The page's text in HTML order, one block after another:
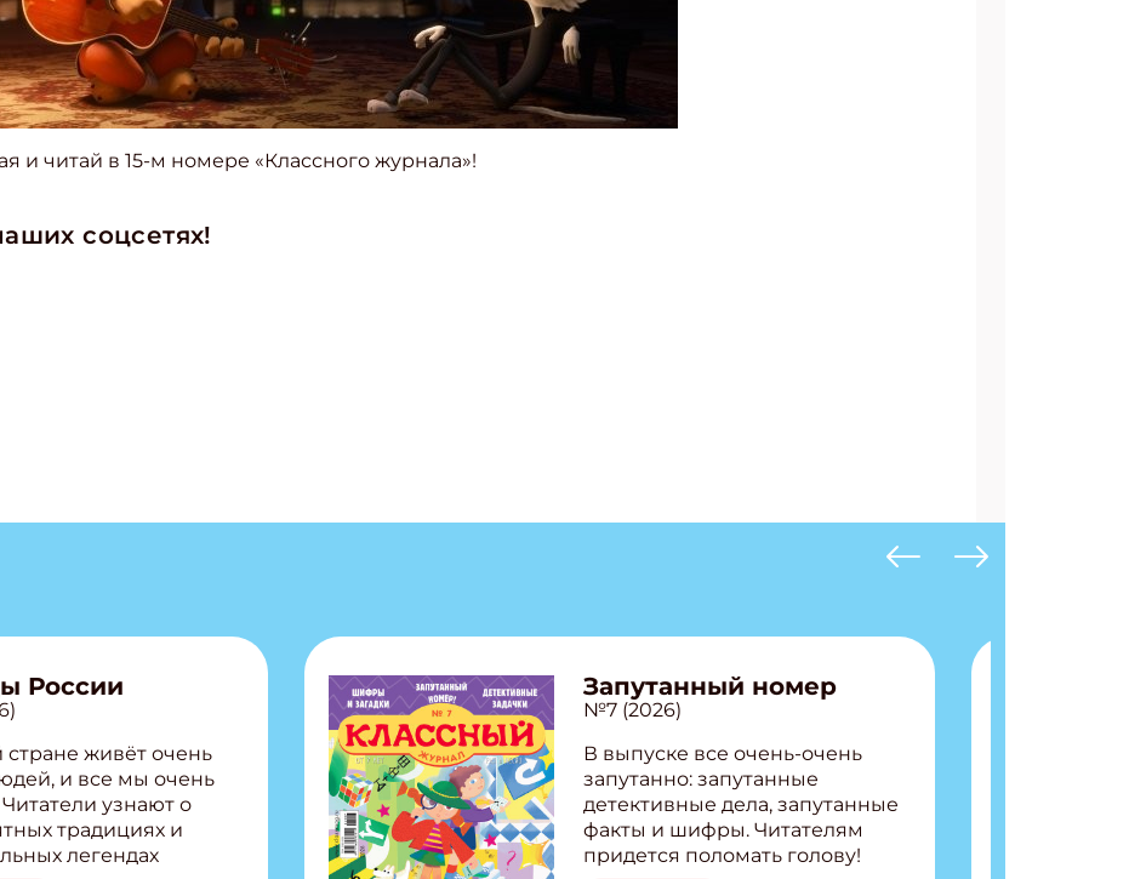
и читай в 15-м номере «Классного журнала»!
соцсетях!
России
живёт очень
и все мы очень
узнают о
традициях и
легендах
Запутанный номер
№7 (2026)
В выпуске все очень-очень
запутанно: запутанные
детективные дела, запутанные
факты и шифры. Читателям
придется поломать голову!